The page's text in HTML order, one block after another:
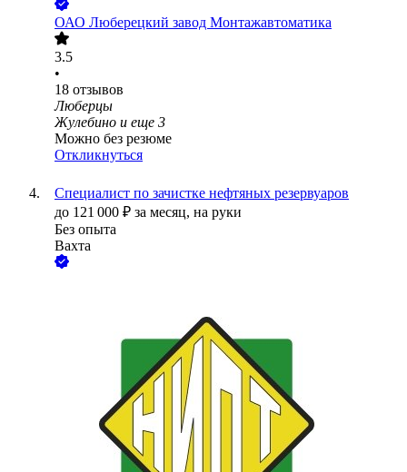
ОАО Люберецкий завод Монтажавтоматика
3.5
•
18 отзывов
Люберцы
Жулебино и еще 3
Можно без резюме
Откликнуться
Специалист по зачистке нефтяных резервуаров
до 121 000 ₽ за месяц, на руки
Без опыта
Вахта